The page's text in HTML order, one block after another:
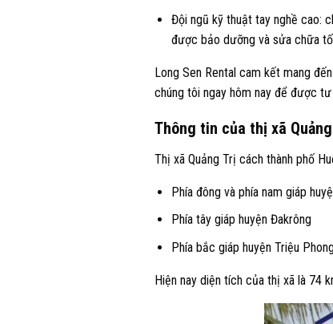
Đội ngũ kỹ thuật tay nghề cao:
được bảo dưỡng và sửa chữa
Long Sen Rental cam kết mang
chúng tôi ngay hôm nay để được
Thông tin của thị xã
Thị xã Quảng Trị cách thành phố
Phía đông và phía nam giáp
Phía tây giáp huyện Đakrông
Phía bắc giáp huyện Triệu
Hiện nay diện tích của thị xã là 74